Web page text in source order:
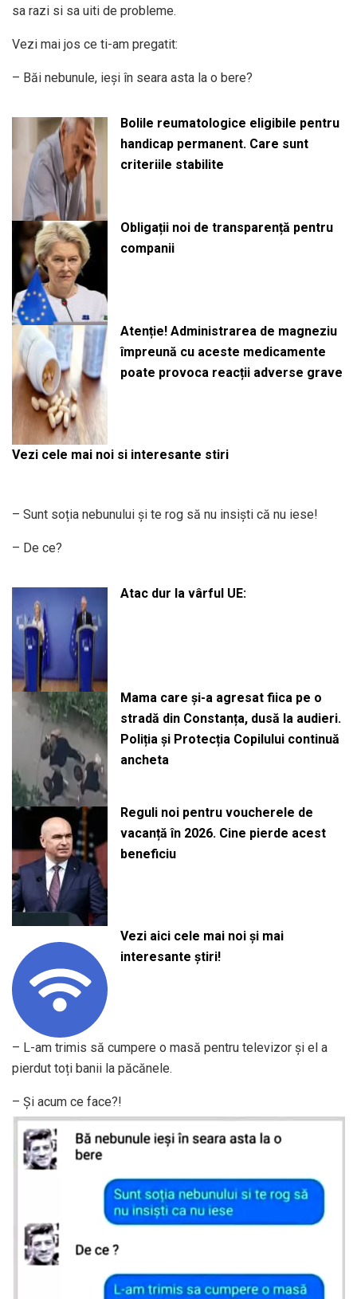
sa razi si sa uiti de probleme.
Vezi mai jos ce ti-am pregatit:
– Băi nebunule, ieși în seara asta la o bere?
Bolile reumatologice eligibile pentru
handicap permanent. Care sunt
criteriile stabilite
Obligații noi de transparență pentru
companii
Atenție! Administrarea de magneziu
împreună cu aceste medicamente
poate provoca reacții adverse grave
Vezi cele mai noi si interesante stiri
– Sunt soția nebunului și te rog să nu insiști că nu iese!
– De ce?
Atac dur la vârful UE:
Mama care și-a agresat fiica pe o
stradă din Constanța, dusă la audieri.
Poliția și Protecția Copilului continuă
ancheta
Reguli noi pentru voucherele de
vacanță în 2026. Cine pierde acest
beneficiu
Vezi aici cele mai noi și mai
interesante știri!
– L-am trimis să cumpere o masă pentru televizor și el a
pierdut toți banii la păcănele.
– Și acum ce face?!